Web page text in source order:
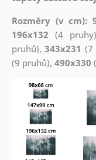
Rozměry (v cm):
196x132 (4
pruhů),343x231 (7
(9 pruhů), 490x330